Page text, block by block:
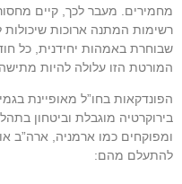
מחמירים. מעבר לכך, קיים
רשימות המתנה ארוכות
שבוחרת באמהות יחידנית, כל
המורטת הזו עלולה להיות מתישה
הפונדקאות בחו”ל מאופיינת
בירוקרטיה מוגבלת וביטחון
ומפוקחים כמו ארמניה, ארה”ב
להתעלם מהם: